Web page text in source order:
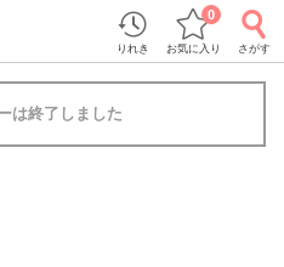
りれき お気に入り
0
さがす
は終了しました